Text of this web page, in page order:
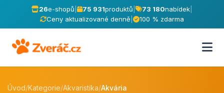
26e-shopů 75 931produktů 73 180nabídek
Ceny aktualizované denně
100 % zdarma
Úvod/Kategorie/Akvaristika/Akvária